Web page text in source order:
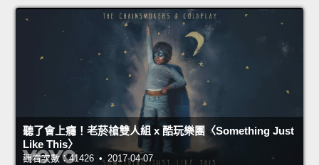
聽了會上癮！老菸槍雙人組 x 酷玩樂團〈Something Just
Like This〉
觀看次數：41426 • 2017-04-07